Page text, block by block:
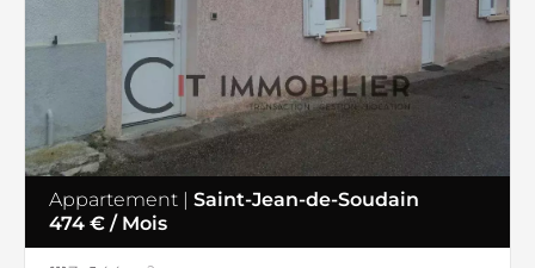
Appartement | Saint-Jean-de-Soudain
474 € / Mois